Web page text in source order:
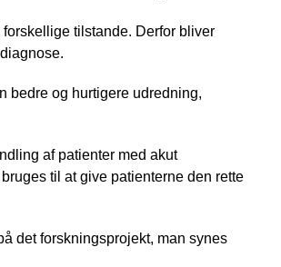
tilstande. Derfor bliver
bedre og hurtigere udredning,
af patienter med akut
til at give patienterne den rette
det forskningsprojekt, man synes